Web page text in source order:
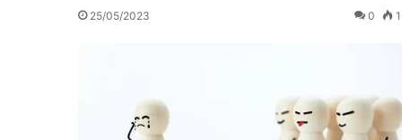
25/05/2023 0